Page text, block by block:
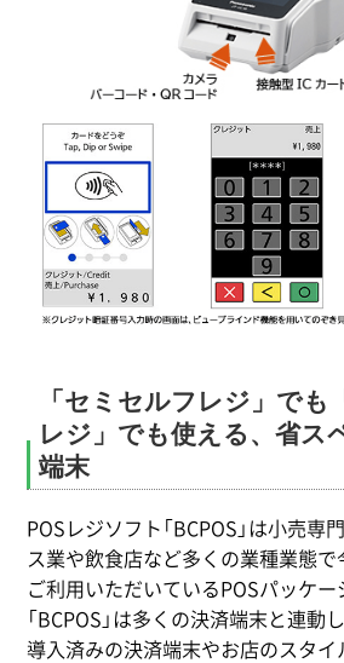
「セミセルフレジ」でも
レジ」でも使える、省ス
端末
POSレジソフト「BCPOS」は小売専
ス業や飲食店など多くの業種業態
ご利用いただいているPOSパッケー
「BCPOS」は多くの決済端末と連動
導入済みの決済端末やお店のスタイ